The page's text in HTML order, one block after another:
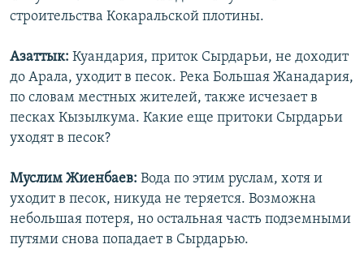
строительства Кокаральской плотины.
Азаттык: Куандария, приток Сырдарьи, не доходит
до Арала, уходит в песок. Река Большая Жанадария,
по словам местных жителей, также исчезает в
песках Кызылкума. Какие еще притоки Сырдарьи
уходят в песок?
Муслим Жиенбаев: Вода по этим руслам, хотя и
уходит в песок, никуда не теряется. Возможна
небольшая потеря, но остальная часть подземными
путями снова попадает в Сырдарью.